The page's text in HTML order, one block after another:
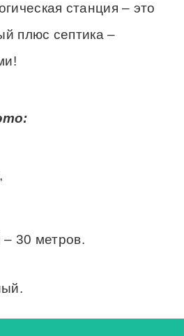
станция – это
плюс септика –
– 30 метров.